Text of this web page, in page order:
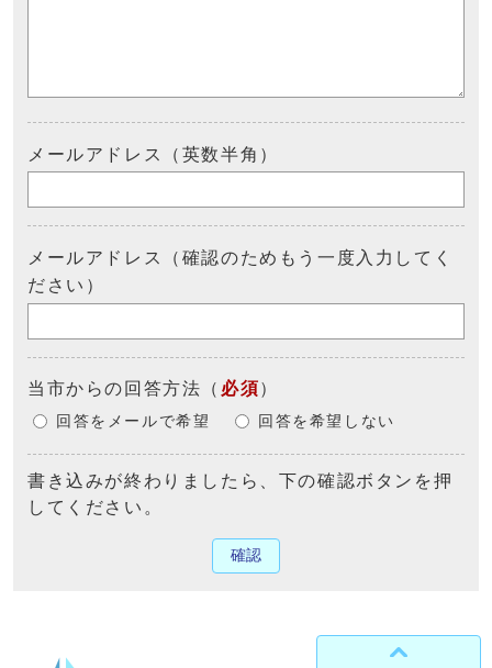
メールアドレス（英数半角）
メールアドレス（確認のためもう一度入力してく
ださい）
当市からの回答方法 （ 必須）
回答をメールで希望 回答を希望しない
書き込みが終わりましたら、下の確認ボタンを押
してください。
確認